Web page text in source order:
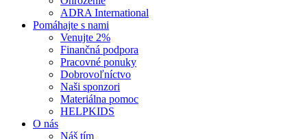
ADRA International
Pomáhajte s nami
Venujte 2%
Finančná podpora
Pracovné ponuky
Dobrovoľníctvo
Naši sponzori
Materiálna pomoc
HELPKIDS
O nás
Náš tím